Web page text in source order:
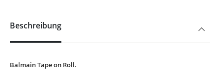
Beschreibung
Balmain Tape on Roll.